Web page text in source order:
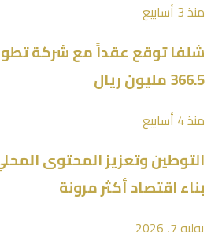
منذ 3 أسابيع
شلفا توقع عقداً مع شركة
366.5 مليون ريال
منذ 4 أسابيع
التوطين وتعزيز المحتوى
بناء اقتصاد أكثر مرونة